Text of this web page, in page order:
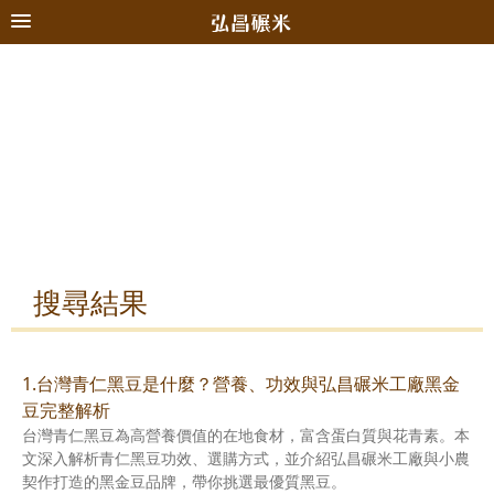
搜尋結果
1.台灣青仁黑豆是什麼？營養、功效與弘昌碾米工廠黑金
豆完整解析
台灣青仁黑豆為高營養價值的在地食材，富含蛋白質與花青素。本
文深入解析青仁黑豆功效、選購方式，並介紹弘昌碾米工廠與小農
契作打造的黑金豆品牌，帶你挑選最優質黑豆。